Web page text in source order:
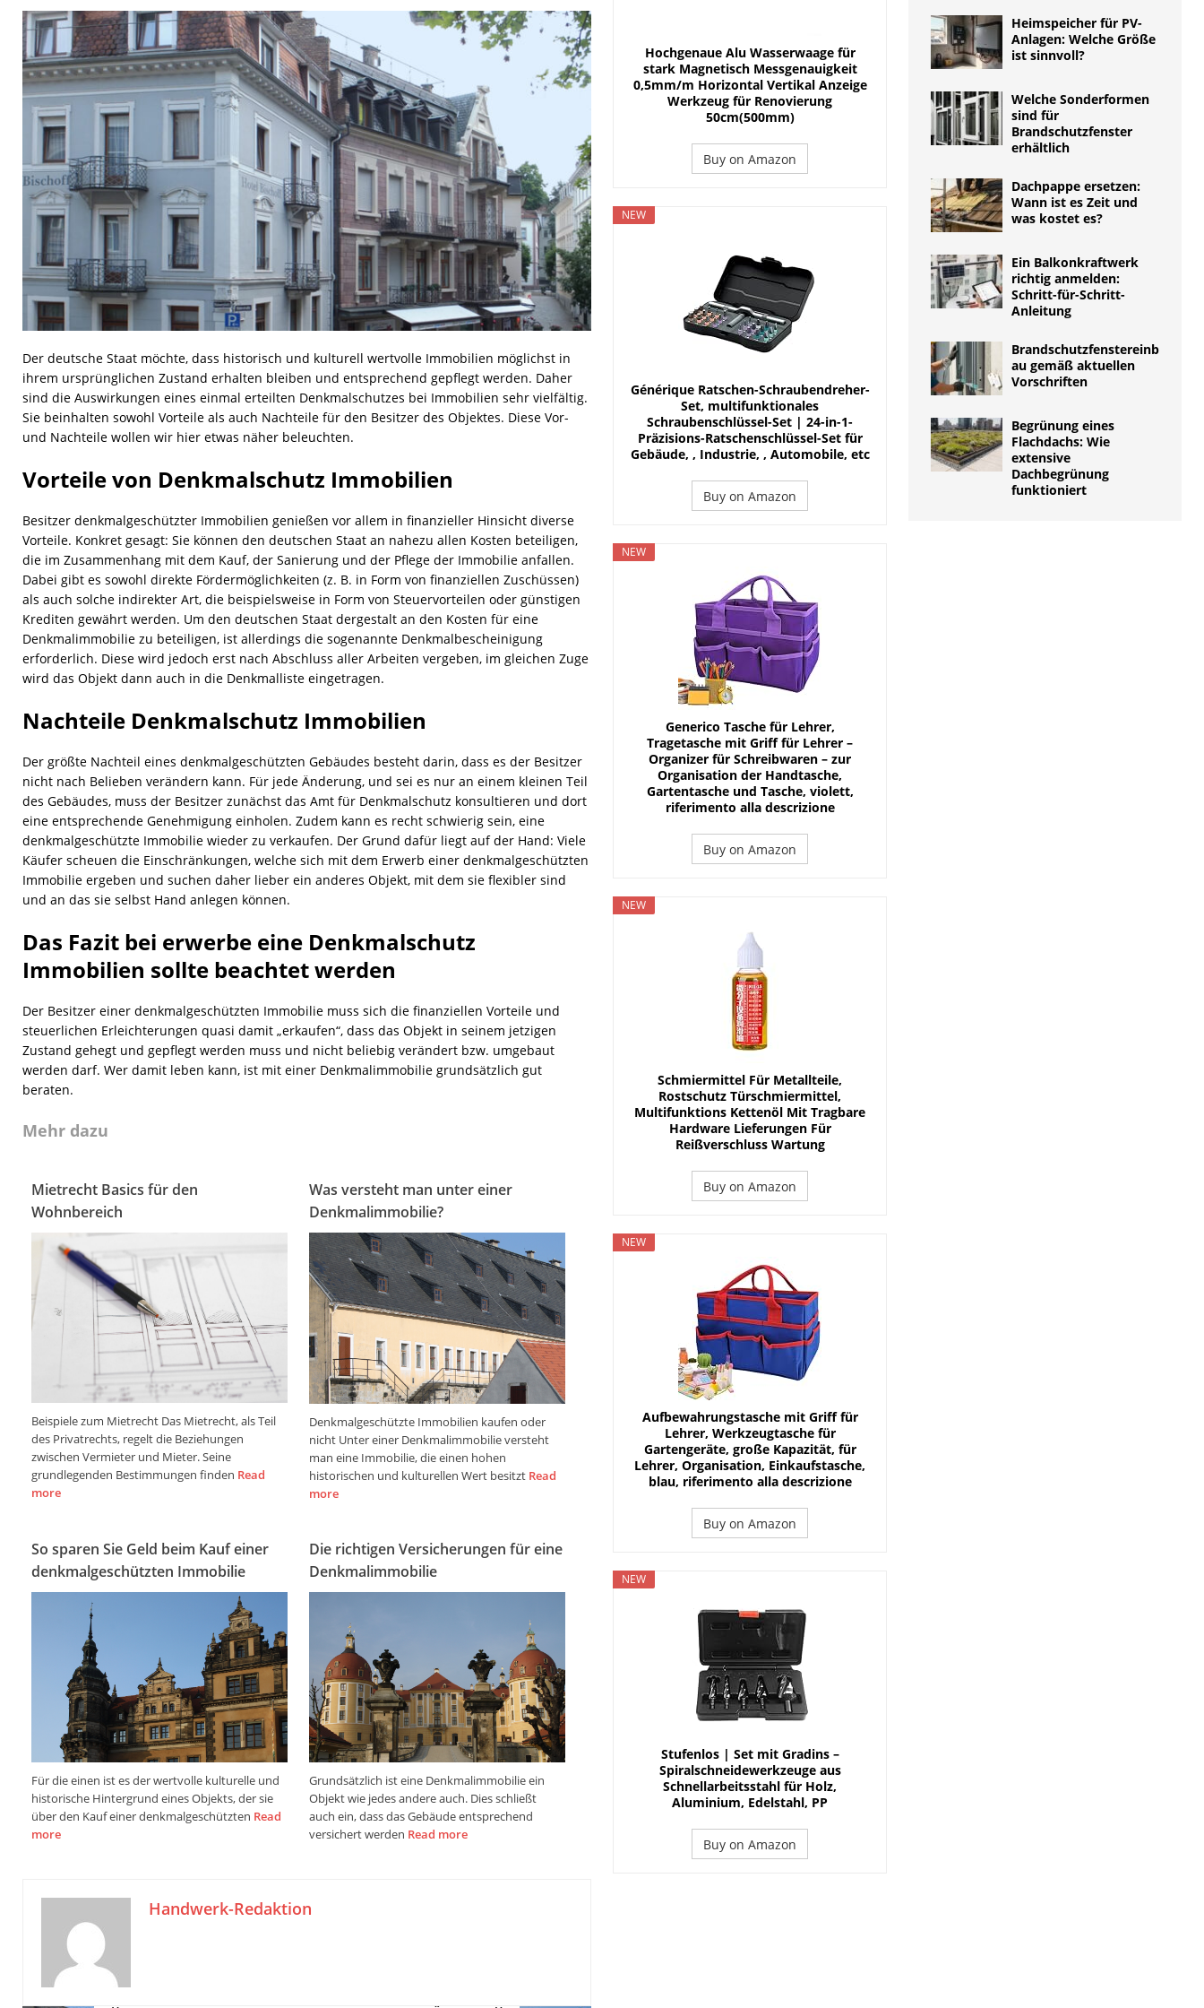
[ 17. Juli 2026 ] Dachfenster einbauen lassen: Kosten, Planung und Handwerkersuche
DACH
[ 7. August 2026 ] Lichtkuppel vs. Dachfenster: Welches ist für welches Dach geeignet? DACH
Der deutsche Staat möchte, dass historisch und kulturell wertvolle Immobilien möglichst in
ihrem ursprünglichen Zustand erhalten bleiben und entsprechend gepflegt werden. Daher
sind die Auswirkungen eines einmal erteilten Denkmalschutzes bei Immobilien sehr vielfältig.
Sie beinhalten sowohl Vorteile als auch Nachteile für den Besitzer des Objektes. Diese Vor-
und Nachteile wollen wir hier etwas näher beleuchten.
Vorteile von Denkmalschutz Immobilien
Besitzer denkmalgeschützter Immobilien genießen vor allem in finanzieller Hinsicht diverse
Vorteile. Konkret gesagt: Sie können den deutschen Staat an nahezu allen Kosten beteiligen,
die im Zusammenhang mit dem Kauf, der Sanierung und der Pflege der Immobilie anfallen.
Dabei gibt es sowohl direkte Fördermöglichkeiten (z. B. in Form von finanziellen Zuschüssen)
als auch solche indirekter Art, die beispielsweise in Form von Steuervorteilen oder günstigen
Krediten gewährt werden. Um den deutschen Staat dergestalt an den Kosten für eine
Denkmalimmobilie zu beteiligen, ist allerdings die sogenannte Denkmalbescheinigung
erforderlich. Diese wird jedoch erst nach Abschluss aller Arbeiten vergeben, im gleichen Zuge
wird das Objekt dann auch in die Denkmalliste eingetragen.
Nachteile Denkmalschutz Immobilien
Der größte Nachteil eines denkmalgeschützten Gebäudes besteht darin, dass es der Besitzer
nicht nach Belieben verändern kann. Für jede Änderung, und sei es nur an einem kleinen Teil
des Gebäudes, muss der Besitzer zunächst das Amt für Denkmalschutz konsultieren und dort
eine entsprechende Genehmigung einholen. Zudem kann es recht schwierig sein, eine
denkmalgeschützte Immobilie wieder zu verkaufen. Der Grund dafür liegt auf der Hand: Viele
Käufer scheuen die Einschränkungen, welche sich mit dem Erwerb einer denkmalgeschützten
Immobilie ergeben und suchen daher lieber ein anderes Objekt, mit dem sie flexibler sind
und an das sie selbst Hand anlegen können.
Das Fazit bei erwerbe eine Denkmalschutz
Immobilien sollte beachtet werden
Der Besitzer einer denkmalgeschützten Immobilie muss sich die finanziellen Vorteile und
steuerlichen Erleichterungen quasi damit „erkaufen“, dass das Objekt in seinem jetzigen
Zustand gehegt und gepflegt werden muss und nicht beliebig verändert bzw. umgebaut
werden darf. Wer damit leben kann, ist mit einer Denkmalimmobilie grundsätzlich gut
beraten.
Mehr dazu
Mietrecht Basics für den
Wohnbereich
Beispiele zum Mietrecht Das Mietrecht, als Teil
des Privatrechts, regelt die Beziehungen
zwischen Vermieter und Mieter. Seine
grundlegenden Bestimmungen finden Read
more
Was versteht man unter einer
Denkmalimmobilie?
Denkmalgeschützte Immobilien kaufen oder
nicht Unter einer Denkmalimmobilie versteht
man eine Immobilie, die einen hohen
historischen und kulturellen Wert besitzt Read
more
So sparen Sie Geld beim Kauf einer
denkmalgeschützten Immobilie
Für die einen ist es der wertvolle kulturelle und
historische Hintergrund eines Objekts, der sie
über den Kauf einer denkmalgeschützten Read
more
Die richtigen Versicherungen für eine
Denkmalimmobilie
Grundsätzlich ist eine Denkmalimmobilie ein
Objekt wie jedes andere auch. Dies schließt
auch ein, dass das Gebäude entsprechend
versichert werden Read more
Handwerk-Redaktion
Hochgenaue Alu Wasserwaage für
stark Magnetisch Messgenauigkeit
0,5mm/m Horizontal Vertikal Anzeige
Werkzeug für Renovierung
50cm(500mm)
Buy on Amazon
NEW
Générique Ratschen-Schraubendreher-
Set, multifunktionales
Schraubenschlüssel-Set | 24-in-1-
Präzisions-Ratschenschlüssel-Set für
Gebäude, , Industrie, , Automobile, etc
Buy on Amazon
NEW
Generico Tasche für Lehrer,
Tragetasche mit Griff für Lehrer –
Organizer für Schreibwaren – zur
Organisation der Handtasche,
Gartentasche und Tasche, violett,
riferimento alla descrizione
Buy on Amazon
NEW
Schmiermittel Für Metallteile,
Rostschutz Türschmiermittel,
Multifunktions Kettenöl Mit Tragbare
Hardware Lieferungen Für
Reißverschluss Wartung
Buy on Amazon
NEW
Aufbewahrungstasche mit Griff für
Lehrer, Werkzeugtasche für
Gartengeräte, große Kapazität, für
Lehrer, Organisation, Einkaufstasche,
blau, riferimento alla descrizione
Buy on Amazon
NEW
Stufenlos | Set mit Gradins –
Spiralschneidewerkzeuge aus
Schnellarbeitsstahl für Holz,
Aluminium, Edelstahl, PP
Buy on Amazon
Heimspeicher für PV-
Anlagen: Welche Größe
ist sinnvoll?
Welche Sonderformen
sind für
Brandschutzfenster
erhältlich
Dachpappe ersetzen:
Wann ist es Zeit und
was kostet es?
Ein Balkonkraftwerk
richtig anmelden:
Schritt-für-Schritt-
Anleitung
Brandschutzfenstereinb
au gemäß aktuellen
Vorschriften
Begrünung eines
Flachdachs: Wie
extensive
Dachbegrünung
funktioniert